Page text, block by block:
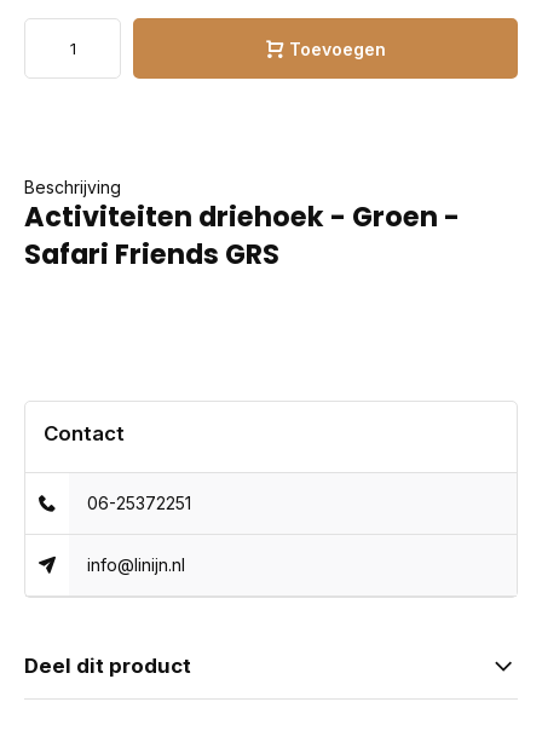
Toevoegen
Beschrijving
Activiteiten driehoek - Groen -
Safari Friends GRS
Contact
06-25372251
info@linijn.nl
Deel dit product